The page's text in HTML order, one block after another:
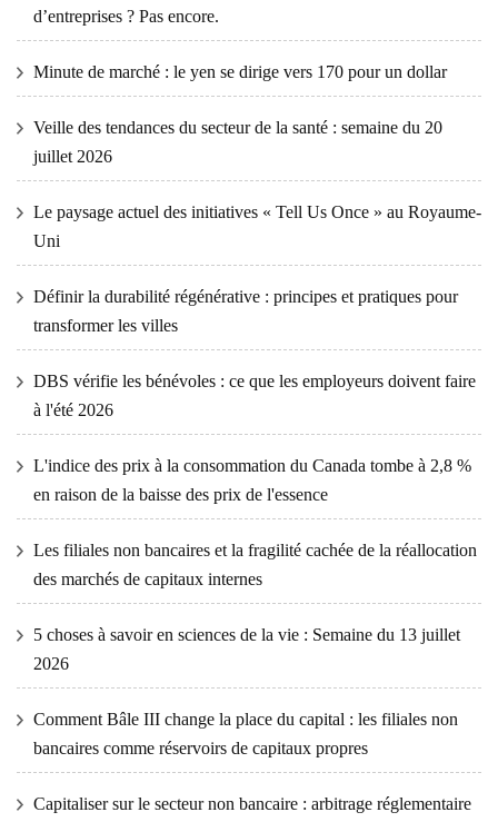
d’entreprises ? Pas encore.
Minute de marché : le yen se dirige vers 170 pour un dollar
Veille des tendances du secteur de la santé : semaine du 20
juillet 2026
Le paysage actuel des initiatives « Tell Us Once » au Royaume-
Uni
Définir la durabilité régénérative : principes et pratiques pour
transformer les villes
DBS vérifie les bénévoles : ce que les employeurs doivent faire
à l'été 2026
L'indice des prix à la consommation du Canada tombe à 2,8 %
en raison de la baisse des prix de l'essence
Les filiales non bancaires et la fragilité cachée de la réallocation
des marchés de capitaux internes
5 choses à savoir en sciences de la vie : Semaine du 13 juillet
2026
Comment Bâle III change la place du capital : les filiales non
bancaires comme réservoirs de capitaux propres
Capitaliser sur le secteur non bancaire : arbitrage réglementaire